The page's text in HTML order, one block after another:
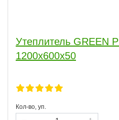
Утеплитель
1200х600х50
Кол-во, уп.